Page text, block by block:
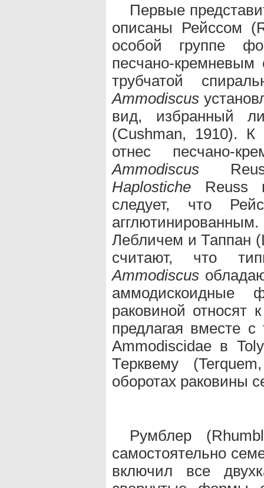
Первые
описаны Рейссом
особой группе
песчано-кремневым
трубчатой
Ammodiscus
вид, избранный
(Cushman, 1910). К
отнес песчано-
Ammodiscus
Haplostiche
следует, что
Лебличем и Таппан
считают, что
Ammodiscus
аммодискоидные
раковиной относят
предлагая вместе
Ammodiscidae в
Терквему
оборотах раковины
Румблер
самостоятельно
включил все